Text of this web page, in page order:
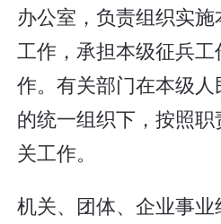
办公室，负责组织实
工作，承担本级征兵
作。有关部门在本级
的统一组织下，按照
关工作。
机关、团体、企业事